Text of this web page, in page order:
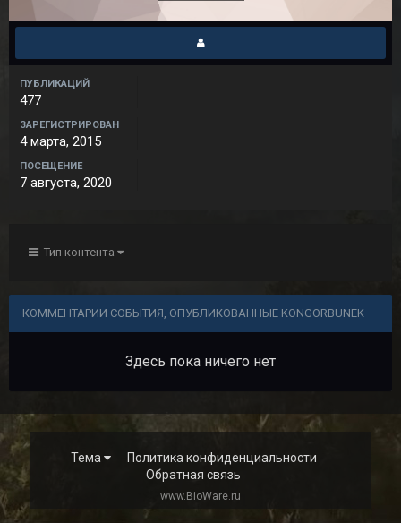
ПУБЛИКАЦИЙ
477
ЗАРЕГИСТРИРОВАН
4 марта, 2015
ПОСЕЩЕНИЕ
7 августа, 2020
Тип контента
КОММЕНТАРИИ СОБЫТИЯ, ОПУБЛИКОВАННЫЕ KONGORBUNEK
Здесь пока ничего нет
Тема
Политика конфиденциальности
Обратная связь
www.BioWare.ru